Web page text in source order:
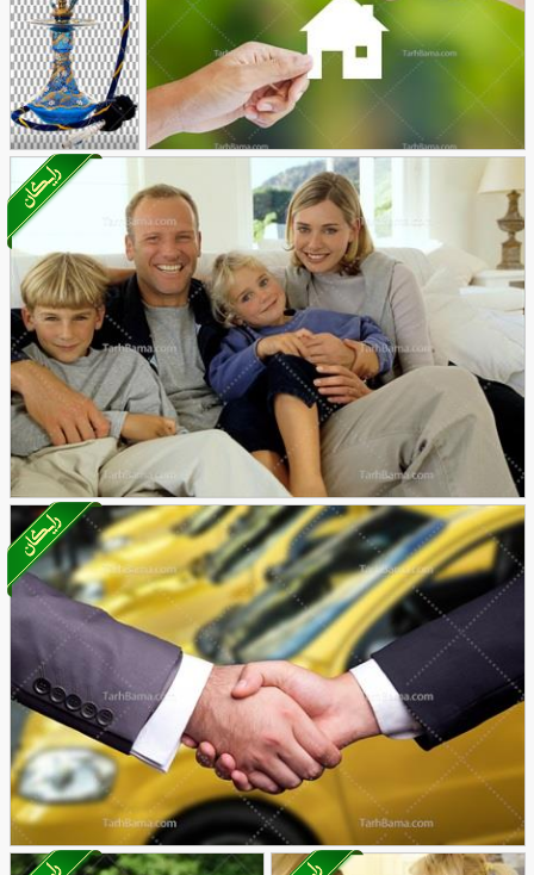
تصویر با کیفیت کاردستی خانه کاغذی
تصویر با
کیفیت قلیان
سنتی
دوربری شده
198
تصویر با کیفیت خانواده خوشحال
16